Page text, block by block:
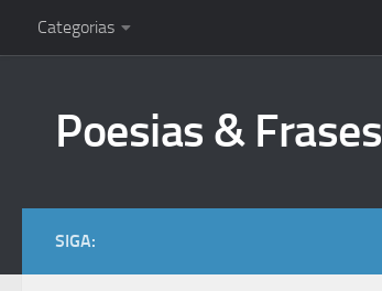
Skip to content
Categorias
Poesias & Frases
SIGA: